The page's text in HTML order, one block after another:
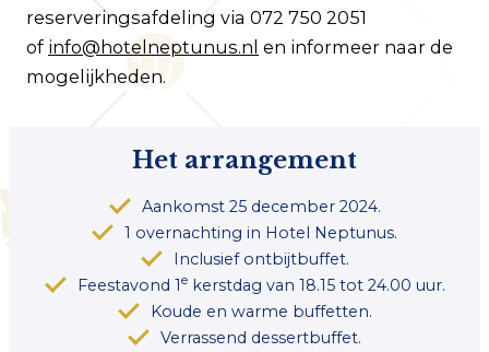
reserveringsafdeling via 072 750 2051
of info@hotelneptunus.nl en informeer naar de
mogelijkheden.
Het arrangement
Aankomst 25 december 2024.
1 overnachting in Hotel Neptunus.
Inclusief ontbijtbuffet.
Feestavond 1ekerstdag van 18.15 tot 24.00 uur.
Koude en warme buffetten.
Verrassend dessertbuffet.